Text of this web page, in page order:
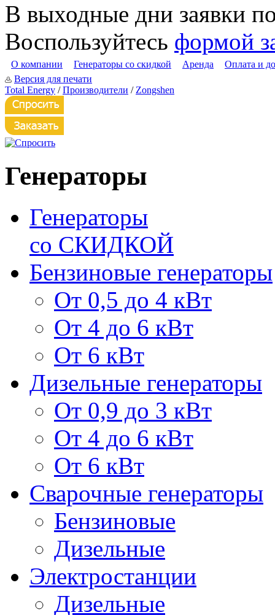
В выходные дни заявки
Воспользуйтесь формой
О компании Генераторы со скидкой Аренда
Оплата и
Версия для печати
Total Energy /Производители / Zongshen
Генераторы
Генераторы
со СКИДКОЙ
Бензиновые генераторы
От 0,5 до 4 кВт
От 4 до 6 кВт
От 6 кВт
Дизельные генераторы
От 0,9 до 3 кВт
От 4 до 6 кВт
От 6 кВт
Сварочные генераторы
Бензиновые
Дизельные
Электростанции
Дизельные